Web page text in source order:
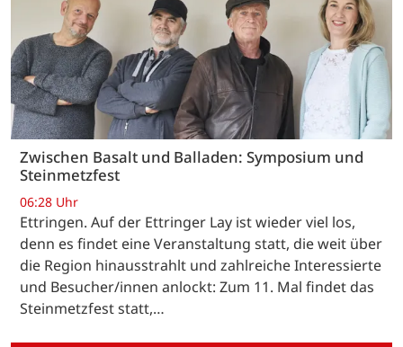
Zwischen Basalt und Balladen: Symposium und
Steinmetzfest
06:28 Uhr
Ettringen. Auf der Ettringer Lay ist wieder viel los,
denn es findet eine Veranstaltung statt, die weit über
die Region hinausstrahlt und zahlreiche Interessierte
und Besucher/innen anlockt: Zum 11. Mal findet das
Steinmetzfest statt,…